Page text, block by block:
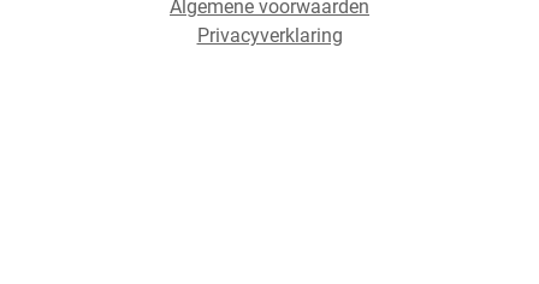
Algemene voorwaarden
Privacyverklaring